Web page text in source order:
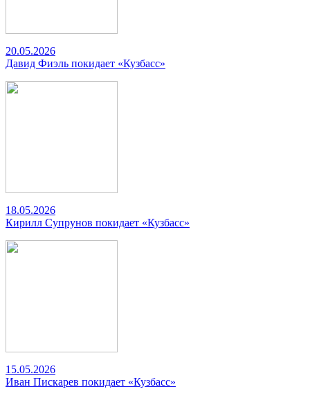
20.05.2026
Давид Фиэль покидает «Кузбасс»
18.05.2026
Кирилл Супрунов покидает «Кузбасс»
15.05.2026
Иван Пискарев покидает «Кузбасс»